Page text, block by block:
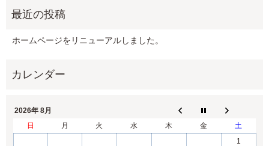
ホームページをリニューアルしました。
2026年 8月
日
月 火 水 木 金
土
1